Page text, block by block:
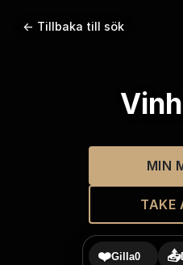
← Tillbaka till sök
MIN
TAKE
❤️Gilla0 📤